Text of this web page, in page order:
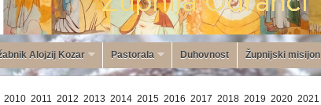
Alojzij Kozar Pastorala Duhovnost Župnijski misijon
2010 2011 2012 2013 2014 2015 2016 2017 2018 2019 2020 2021